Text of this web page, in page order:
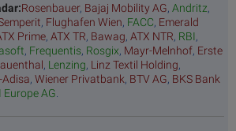
Rosenbauer, Bajaj Mobility AG, Andritz,
, Flughafen Wien, FACC, Emerald
Prime, ATX TR, Bawag, ATX NTR, RBI,
, Frequentis, Rosgix, Mayr-Melnhof, Erste
, Lenzing, Linz Textil Holding,
, Wiener Privatbank, BTV AG, BKS Bank
Europe AG